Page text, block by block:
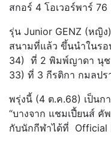
สกอร์ 4 โอเวอร์พาร์
รุ่น Junior GENZ (หญิ
สนามที่แล้ว ขึ้นนำในร
34) ที่ 2 พิมพ์ญาดา นุช
33) ที่ 3 กีรติกา กมลป
พรุ่งนี้ (4 ต.ค.68) เป็นก
“บางจาก แชมเปี้ยนส์ คั
กับนักกีฬาได้ที่ Official